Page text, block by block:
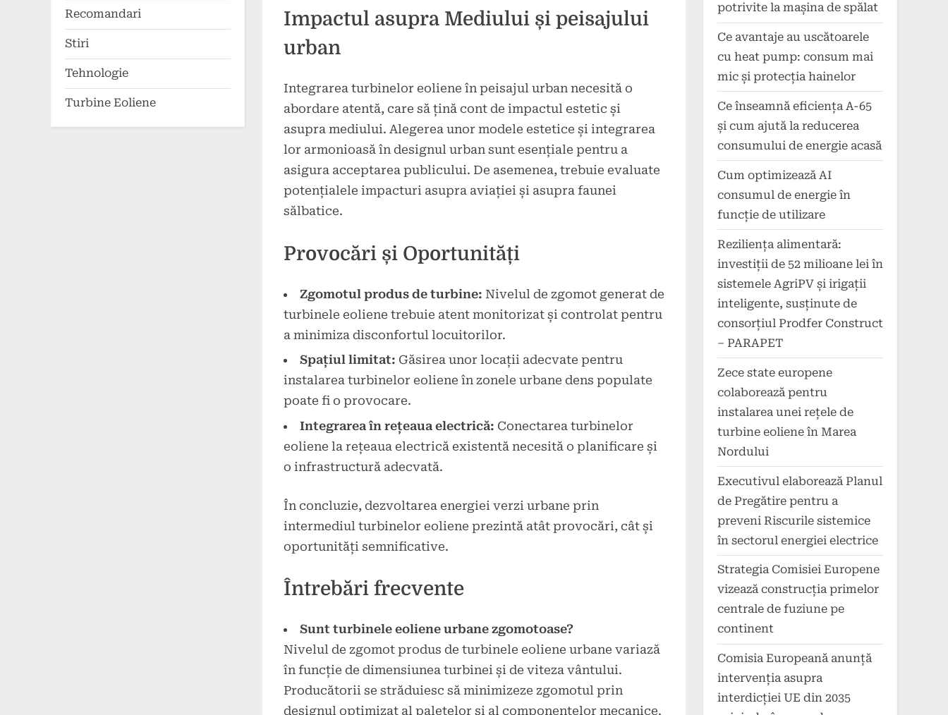
Impactul asupra Mediului și peisajului
urban
Integrarea turbinelor eoliene în peisajul urban necesită o
abordare atentă, care să țină cont de impactul estetic și
asupra mediului. Alegerea unor modele estetice și integrarea
lor armonioasă în designul urban sunt esențiale pentru a
asigura acceptarea publicului. De asemenea, trebuie evaluate
potențialele impacturi asupra aviației și asupra faunei
sălbatice.
Provocări și Oportunități
Zgomotul produs de turbine: Nivelul de zgomot generat de
turbinele eoliene trebuie atent monitorizat și controlat pentru
a minimiza disconfortul locuitorilor.
Spațiul limitat: Găsirea unor locații adecvate pentru
instalarea turbinelor eoliene în zonele urbane dens populate
poate fi o provocare.
Integrarea în rețeaua electrică: Conectarea turbinelor
eoliene la rețeaua electrică existentă necesită o planificare și
o infrastructură adecvată.
În concluzie, dezvoltarea energiei verzi urbane prin
intermediul turbinelor eoliene prezintă atât provocări, cât și
oportunități semnificative.
Întrebări frecvente
Sunt turbinele eoliene urbane zgomotoase?
Nivelul de zgomot produs de turbinele eoliene urbane variază
în funcție de dimensiunea turbinei și de viteza vântului.
Producătorii se străduiesc să minimizeze zgomotul prin
designul optimizat al paletelor și al componentelor mecanice.
Recomandari
Stiri
Tehnologie
Turbine Eoliene
potrivite la mașina de spălat
Ce avantaje au uscătoarele
cu heat pump: consum mai
mic și protecția hainelor
Ce înseamnă eficiența A-65
și cum ajută la reducerea
consumului de energie acasă
Cum optimizează AI
consumul de energie în
funcție de utilizare
Reziliența alimentară:
investiții de 52 milioane lei în
sistemele AgriPV și irigații
inteligente, susținute de
consorțiul Prodfer Construct
– PARAPET
Zece state europene
colaborează pentru
instalarea unei rețele de
turbine eoliene în Marea
Nordului
Executivul elaborează Planul
de Pregătire pentru a
preveni Riscurile sistemice
în sectorul energiei electrice
Strategia Comisiei Europene
vizează construcția primelor
centrale de fuziune pe
continent
Comisia Europeană anunță
intervenția asupra
interdicției UE din 2035